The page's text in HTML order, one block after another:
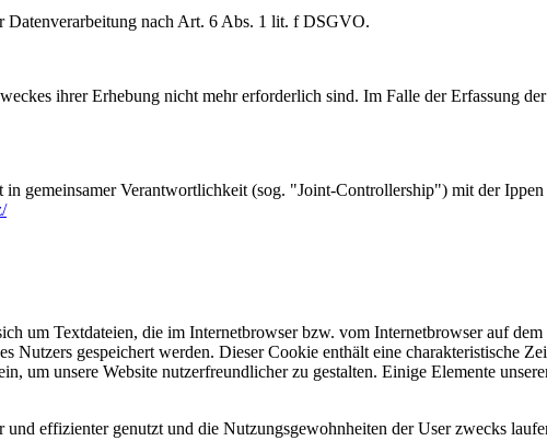
Datenverarbeitung nach Art. 6 Abs. 1 lit. f DSGVO.
ihrer Erhebung nicht mehr erforderlich sind. Im Falle der Erfassung
in gemeinsamer Verantwortlichkeit (sog. "Joint-Controllership") mit der
um Textdateien, die im Internetbrowser bzw. vom Internetbrowser auf
Nutzers gespeichert werden. Dieser Cookie enthält eine charakteristische
um unsere Website nutzerfreundlicher zu gestalten. Einige Elemente
effizienter genutzt und die Nutzungsgewohnheiten der User zwecks